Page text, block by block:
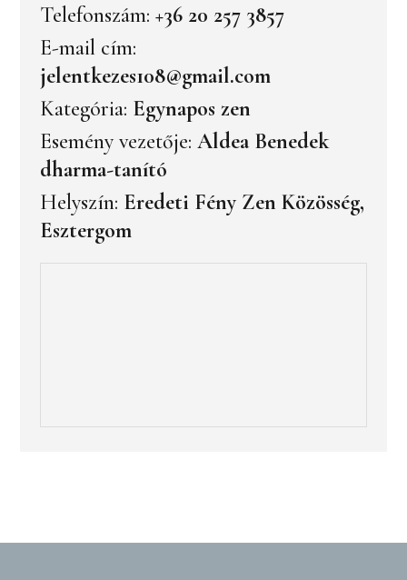
Telefonszám:+36 20 257 3857
E-mail cím:
jelentkezes108@gmail.com
Kategória: Egynapos zen
Esemény vezetője:Aldea Benedek
dharma-tanító
Helyszín: Eredeti Fény Zen Közösség,
Esztergom